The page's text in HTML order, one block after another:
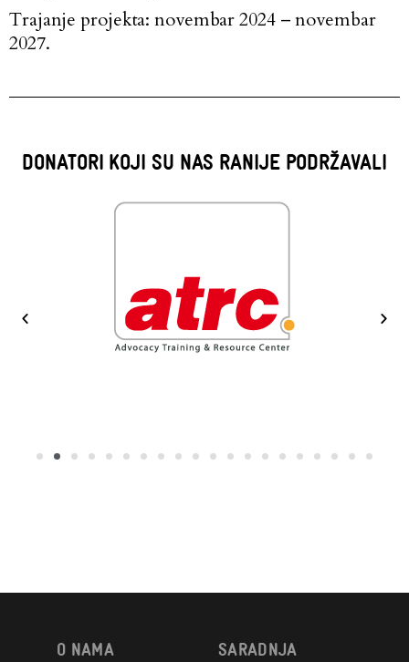
Trajanje projekta: novembar 2024 – novembar
2027.
DONATORI KOJI SU NAS RANIJE PODRŽAVALI
O NAMA SARADNJA